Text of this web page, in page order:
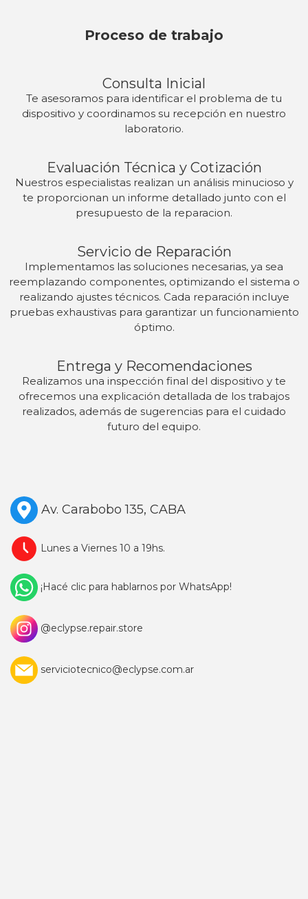
Proceso de trabajo
Consulta Inicial
Te asesoramos para identificar el problema de tu
dispositivo y coordinamos su recepción en nuestro
laboratorio.
Evaluación Técnica y Cotización
Nuestros especialistas realizan un análisis minucioso y
te proporcionan un informe detallado junto con el
presupuesto de la reparacion.
Servicio de Reparación
Implementamos las soluciones necesarias, ya sea
reemplazando componentes, optimizando el sistema o
realizando ajustes técnicos. Cada reparación incluye
pruebas exhaustivas para garantizar un funcionamiento
óptimo.
Entrega y Recomendaciones
Realizamos una inspección final del dispositivo y te
ofrecemos una explicación detallada de los trabajos
realizados, además de sugerencias para el cuidado
futuro del equipo.
Av. Carabobo 135, CABA
Lunes a Viernes 10 a 19hs.
¡Hacé clic para hablarnos por WhatsApp!
@eclypse.repair.store
serviciotecnico@eclypse.com.ar